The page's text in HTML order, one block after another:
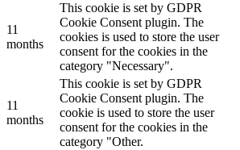
11
months
This cookie is set by GDPR
Cookie Consent plugin. The
cookies is used to store the user
consent for the cookies in the
category "Necessary".
11
months
This cookie is set by GDPR
Cookie Consent plugin. The
cookie is used to store the user
consent for the cookies in the
category "Other.